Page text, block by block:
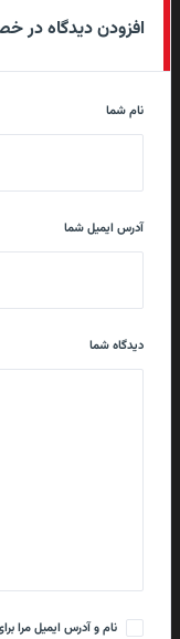
افزودن دیدگاه
نام شما
آدرس ایمیل شما
دیدگاه شما
نام و آدرس ایمیل مرا